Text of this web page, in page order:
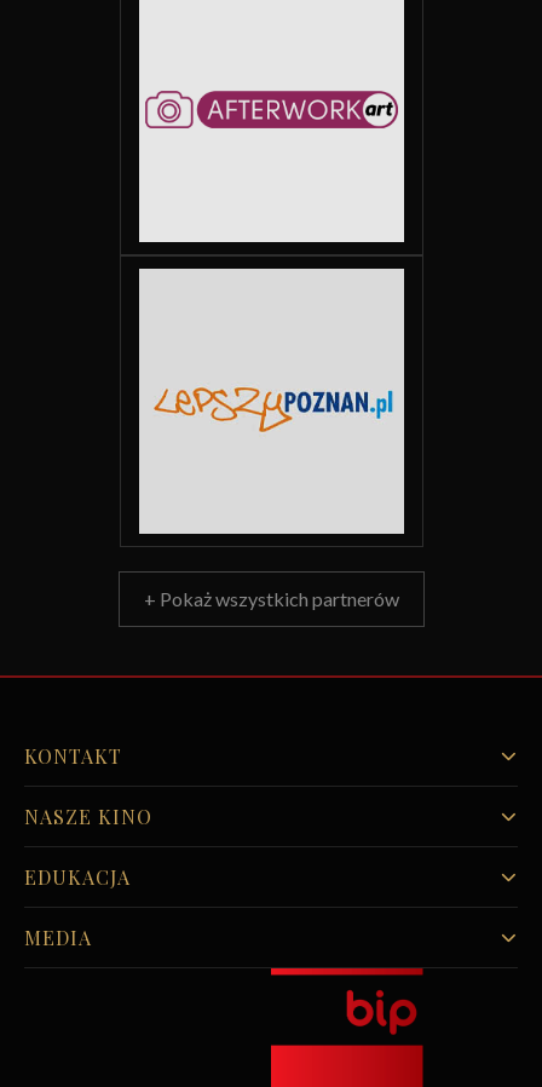
+ Pokaż wszystkich partnerów
KONTAKT
NASZE KINO
EDUKACJA
MEDIA